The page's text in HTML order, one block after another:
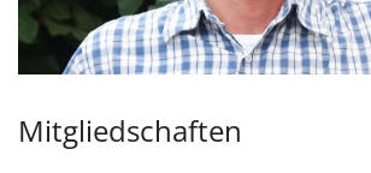
Mitgliedschaften